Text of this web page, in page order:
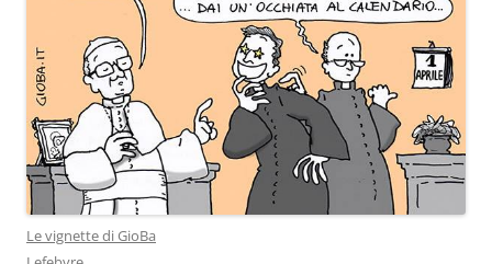
Le vignette di GioBa